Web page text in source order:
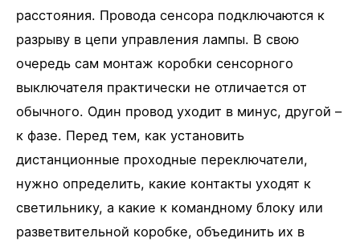
расстояния. Провода сенсора подключаются к
разрыву в цепи управления лампы. В свою
очередь сам монтаж коробки сенсорного
выключателя практически не отличается от
обычного. Один провод уходит в минус, другой –
к фазе. Перед тем, как установить
дистанционные проходные переключатели,
нужно определить, какие контакты уходят к
светильнику, а какие к командному блоку или
разветвительной коробке, объединить их в